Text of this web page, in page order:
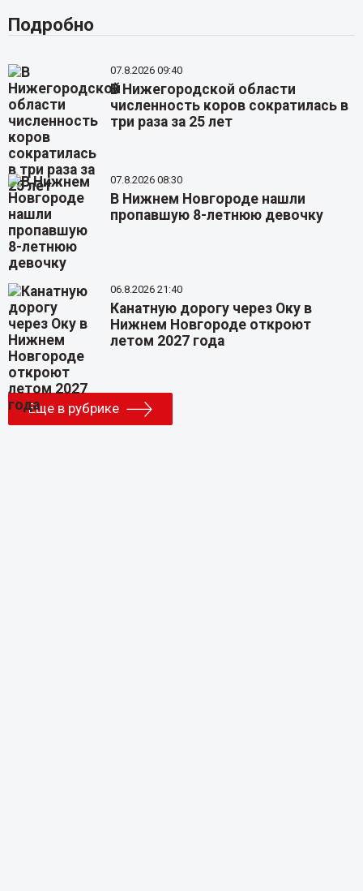
Подробно
07.8.2026 09:40
В Нижегородской области
численность коров сократилась в
три раза за 25 лет
07.8.2026 08:30
В Нижнем Новгороде нашли
пропавшую 8-летнюю девочку
06.8.2026 21:40
Канатную дорогу через Оку в
Нижнем Новгороде откроют
летом 2027 года
Еще в рубрике